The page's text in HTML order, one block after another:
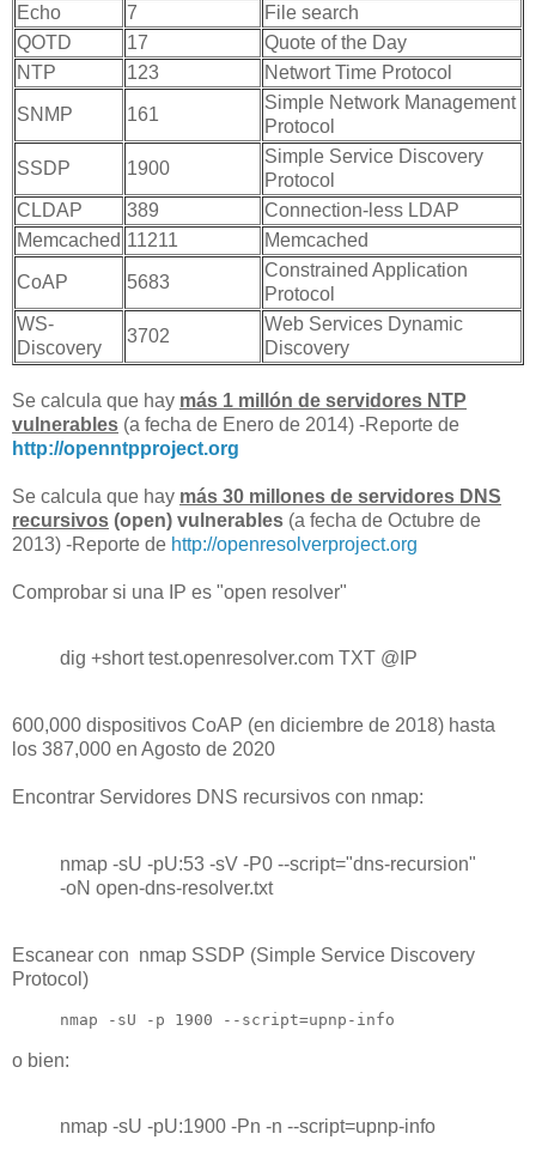
Echo
7
File search
QOTD
17
Quote of the Day
NTP
123 Networt Time Protocol
SNMP 161
Simple Network Management
Protocol
SSDP 1900
Simple Service Discovery
Protocol
CLDAP
389
Connection-less LDAP
Memcached 11211 Memcached
CoAP 5683
Constrained Application
Protocol
WS-
Discovery
3702
Web Services Dynamic
Discovery
Se calcula que hay más 1 millón de servidores NTP
vulnerables (a fecha de Enero de 2014) -Reporte de
http://openntpproject.org
Se calcula que hay más 30 millones de servidores DNS
recursivos (open) vulnerables (a fecha de Octubre de
2013) -Reporte de http://openresolverproject.org
Comprobar si una IP es "open resolver"
dig +short test.openresolver.com TXT @IP
600,000 dispositivos CoAP (en diciembre de 2018) hasta
los 387,000 en Agosto de 2020
Encontrar Servidores DNS recursivos con nmap:
nmap -sU -pU:53 -sV -P0 --script="dns-recursion"
-oN open-dns-resolver.txt
Escanear con nmap SSDP (Simple Service Discovery
Protocol)
nmap -sU -p 1900 --script=upnp-info
o bien:
nmap -sU -pU:1900 -Pn -n --script=upnp-info